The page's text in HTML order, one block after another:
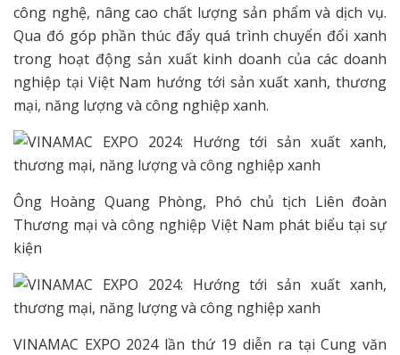
công nghệ, nâng cao chất lượng sản phẩm và dịch vụ.
Qua đó góp phần thúc đẩy quá trình chuyển đổi xanh
trong hoạt động sản xuất kinh doanh của các doanh
nghiệp tại Việt Nam hướng tới sản xuất xanh, thương
mại, năng lượng và công nghiệp xanh.
Ông Hoàng Quang Phòng, Phó chủ tịch Liên đoàn
Thương mại và công nghiệp Việt Nam phát biểu tại sự
kiện
VINAMAC EXPO 2024 lần thứ 19 diễn ra tại Cung văn